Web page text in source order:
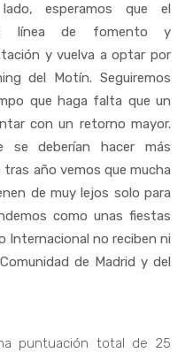
esperamos que el
línea de fomento y
y vuelva a optar por
del Motín. Seguiremos
que haga falta que un
con un retorno mayor.
se deberían hacer más
año vemos que mucha
de muy lejos solo para
como unas fiestas
Internacional no reciben ni
de Madrid y del
puntuación total de 25